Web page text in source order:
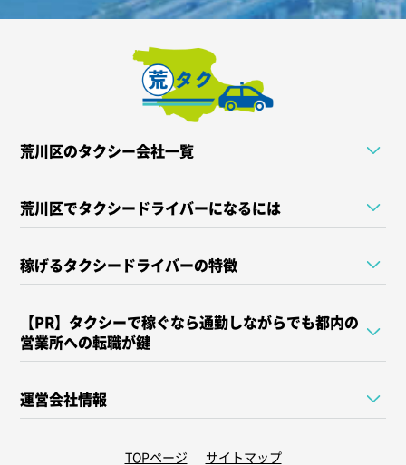
荒川区のタクシー会社一覧
荒川区でタクシードライバーになるには
稼げるタクシードライバーの特徴
【PR】タクシーで稼ぐなら通勤しながらでも都内の
営業所への転職が鍵
運営会社情報
TOPページ サイトマップ